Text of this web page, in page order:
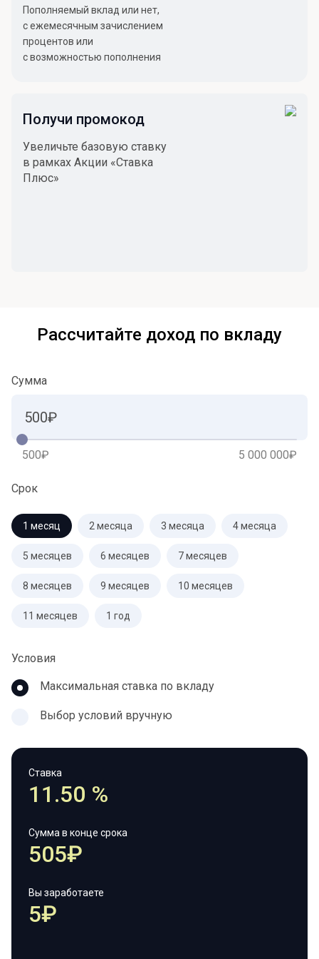
Пополняемый вклад или нет,
с ежемесячным зачислением
процентов или
с возможностью пополнения
Получи промокод
Увеличьте базовую ставку
в рамках Акции «Ставка
Плюс»
Рассчитайте доход по вкладу
Сумма
500₽ 5 000 000₽
Срок
1 месяц 2 месяца 3 месяца 4 месяца
5 месяцев 6 месяцев 7 месяцев
8 месяцев 9 месяцев 10 месяцев
11 месяцев 1 год
Условия
Максимальная ставка по вкладу
Выбор условий вручную
Ставка
11.50 %
Сумма в конце срока
505₽
Вы заработаете
5₽